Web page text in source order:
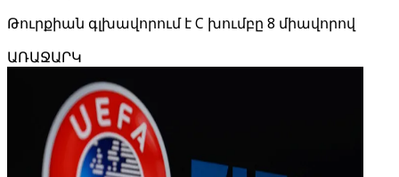
Թուրքիան գլխավորում է C խումբը 8 միավորով
ԱՌԱՋԱՐԿ